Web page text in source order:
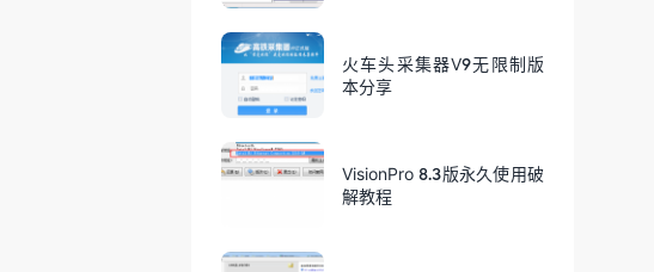
火车头采集器V9无限制版
本分享
VisionPro 8.3版永久使用破
解教程